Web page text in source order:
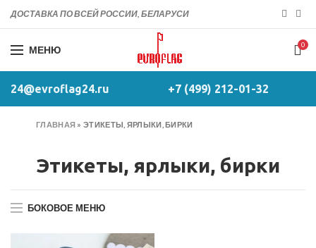
ДОСТАВКА ПО ВСЕЙ РОССИИ, БЕЛАРУСИ
МЕНЮ 0
24@evroflag24.ru +7 (499) 212-01-32
ГЛАВНАЯ »ЭТИКЕТЫ, ЯРЛЫКИ, БИРКИ
Этикеты, ярлыки, бирки
БОКОВОЕ МЕНЮ